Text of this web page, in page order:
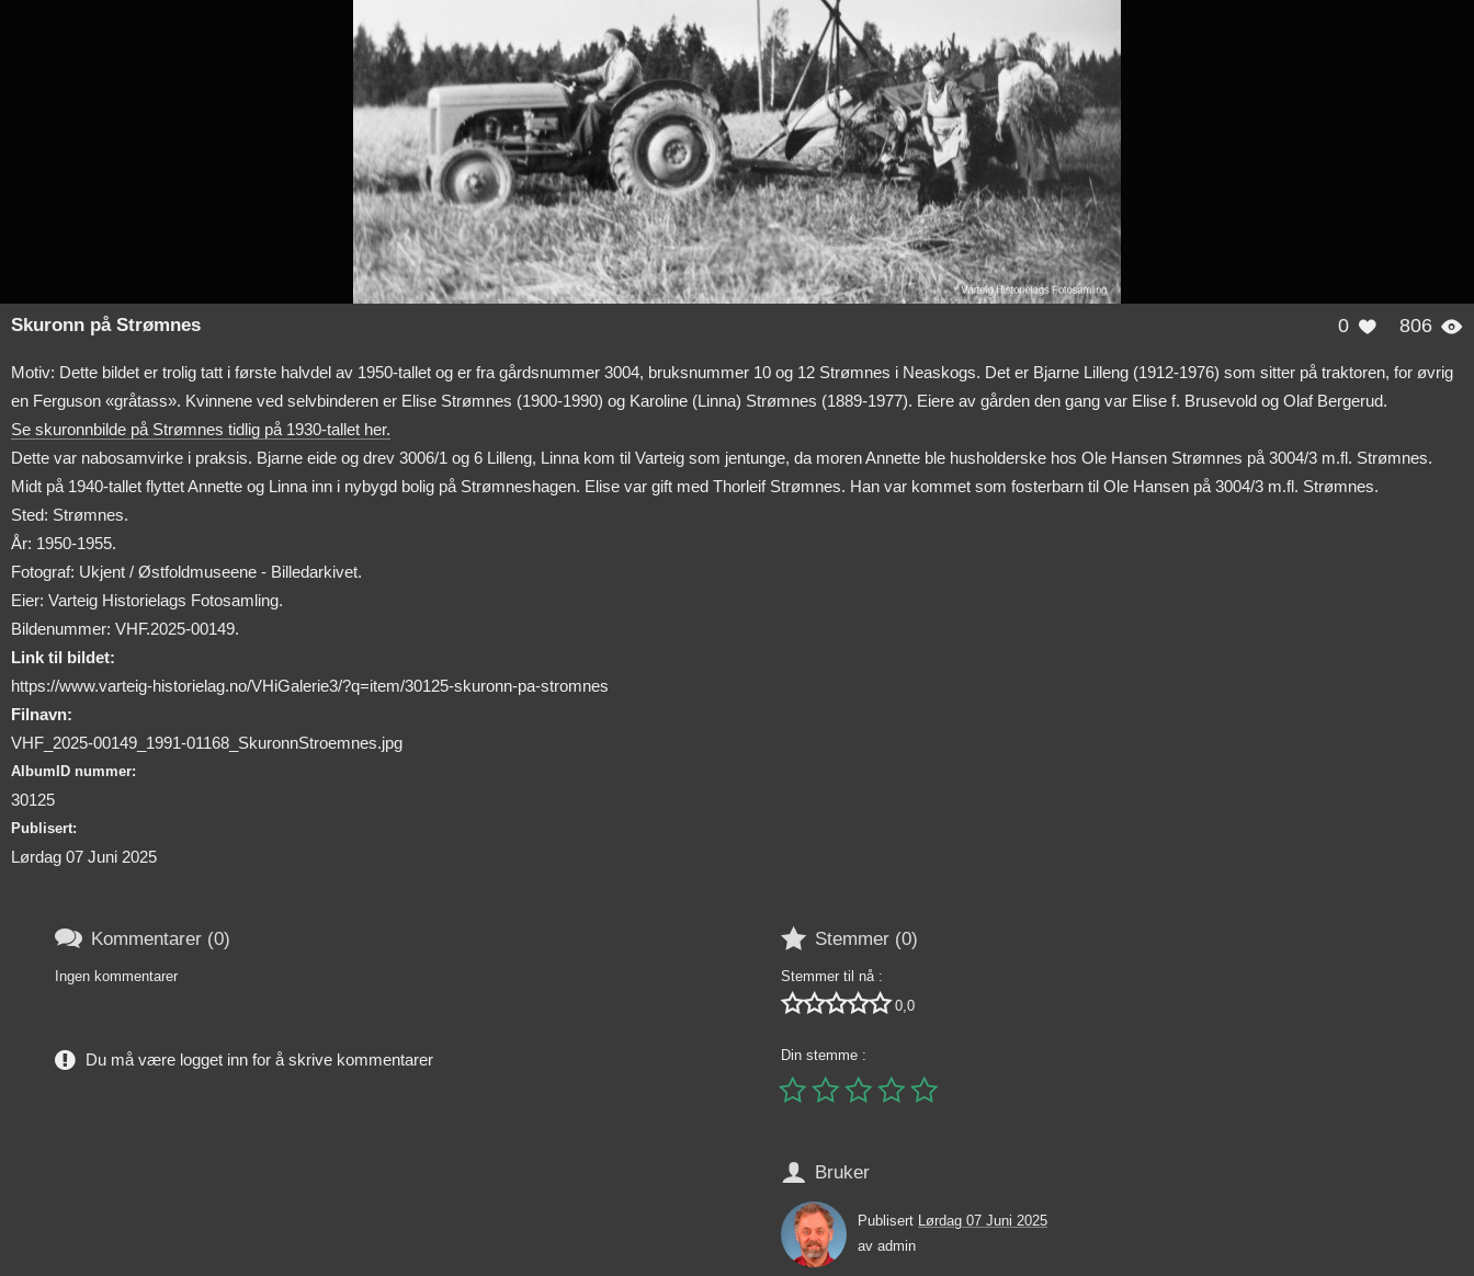
0  806 
Skuronn på Strømnes
Motiv: Dette bildet er trolig tatt i første halvdel av 1950-tallet og er fra gårdsnummer 3004, bruksnummer 10 og 12 Strømnes i Neaskogs. Det er Bjarne Lilleng (1912-1976) som sitter på traktoren, for øvrig
en Ferguson «gråtass». Kvinnene ved selvbinderen er Elise Strømnes (1900-1990) og Karoline (Linna) Strømnes (1889-1977). Eiere av gården den gang var Elise f. Brusevold og Olaf Bergerud.
Se skuronnbilde på Strømnes tidlig på 1930-tallet her.
Dette var nabosamvirke i praksis. Bjarne eide og drev 3006/1 og 6 Lilleng, Linna kom til Varteig som jentunge, da moren Annette ble husholderske hos Ole Hansen Strømnes på 3004/3 m.fl. Strømnes.
Midt på 1940-tallet flyttet Annette og Linna inn i nybygd bolig på Strømneshagen. Elise var gift med Thorleif Strømnes. Han var kommet som fosterbarn til Ole Hansen på 3004/3 m.fl. Strømnes.
Sted: Strømnes.
År: 1950-1955.
Fotograf: Ukjent / Østfoldmuseene - Billedarkivet.
Eier: Varteig Historielags Fotosamling.
Bildenummer: VHF.2025-00149.
Link til bildet:
https://www.varteig-historielag.no/VHiGalerie3/?q=item/30125-skuronn-pa-stromnes
Filnavn:
VHF_2025-00149_1991-01168_SkuronnStroemnes.jpg
AlbumID nummer:
30125
Publisert:
Lørdag 07 Juni 2025
 Stemmer (0)
Stemmer til nå :
 0,0
Din stemme :

 Bruker
Publisert
Lørdag 07 Juni 2025
av admin
 Kommentarer (0)
Ingen kommentarer
Du må være logget inn for å skrive kommentarer